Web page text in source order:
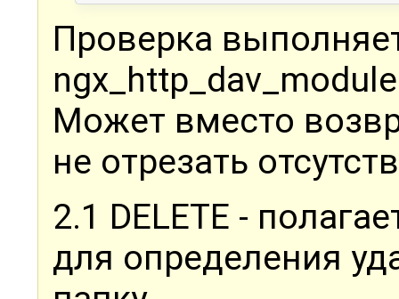
Проверка
Может вместо
не отрезать
2.1 DELETE -
для определения